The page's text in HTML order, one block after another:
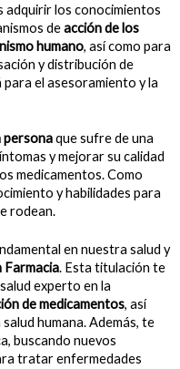
adquirir los conocimientos
deacción de los
humano, así como para
y distribución de
el asesoramiento y la
personaque sufre de una
y mejorar su calidad
medicamentos. Como
y habilidades para
rodean.
en nuestra salud y
Farmacia. Esta titulación te
experto en la
de medicamentos, así
humana. Además, te
buscando nuevos
tratar enfermedades